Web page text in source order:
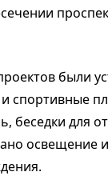
были
спортивные
беседки для
освещение